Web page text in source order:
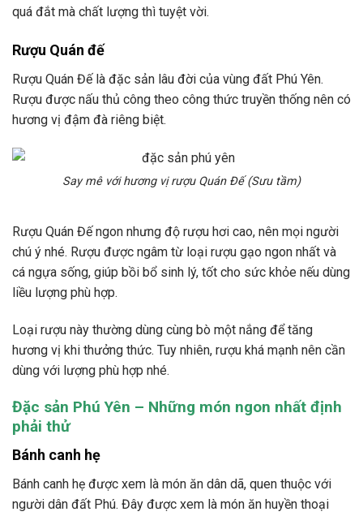
quá đắt mà chất lượng thì tuyệt vời.
Rượu Quán đế
Rượu Quán Đế là đặc sản lâu đời của vùng đất Phú Yên.
Rượu được nấu thủ công theo công thức truyền thống nên có
hương vị đậm đà riêng biệt.
Say mê với hương vị rượu Quán Đế (Sưu tầm)
Rượu Quán Đế ngon nhưng độ rượu hơi cao, nên mọi người
chú ý nhé. Rượu được ngâm từ loại rượu gạo ngon nhất và
cá ngựa sống, giúp bồi bổ sinh lý, tốt cho sức khỏe nếu dùng
liều lượng phù hợp.
Loại rượu này thường dùng cùng bò một nắng để tăng
hương vị khi thưởng thức. Tuy nhiên, rượu khá mạnh nên cần
dùng với lượng phù hợp nhé.
Đặc sản Phú Yên – Những món ngon nhất định
phải thử
Bánh canh hẹ
Bánh canh hẹ được xem là món ăn dân dã, quen thuộc với
người dân đất Phú. Đây được xem là món ăn huyền thoại